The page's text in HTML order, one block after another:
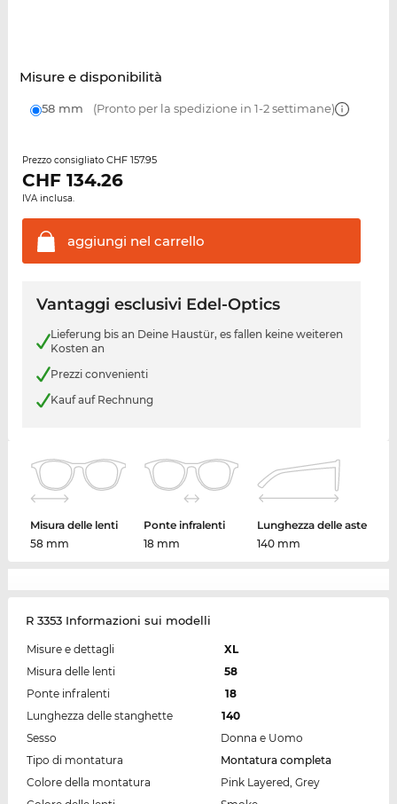
Misure e disponibilità
58 mm (Pronto per la spedizione in 1-2 settimane)
Prezzo consigliato CHF 157.95
CHF 134.26
IVA inclusa.
aggiungi nel carrello
Vantaggi esclusivi Edel-Optics
Lieferung bis an Deine Haustür, es fallen keine weiteren
Kosten an
Prezzi convenienti
Kauf auf Rechnung
Misura delle lenti
58 mm
Ponte infralenti
18 mm
Lunghezza delle aste
140 mm
R 3353 Informazioni sui modelli
Misure e dettagli
XL
Misura delle lenti
58
Ponte infralenti
18
Lunghezza delle stanghette
140
Sesso
Donna e Uomo
Tipo di montatura
Montatura completa
Colore della montatura
Pink Layered, Grey